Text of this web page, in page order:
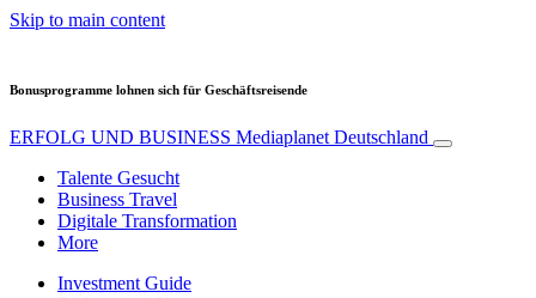
Skip to main content
Bonusprogramme lohnen sich für Geschäftsreisende
ERFOLG UND BUSINESS Mediaplanet Deutschland
Talente Gesucht
Business Travel
Digitale Transformation
More
Investment Guide